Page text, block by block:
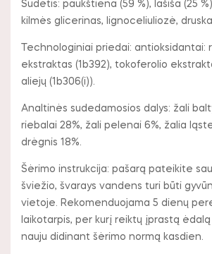
Sudėtis: paukštiena (59 %), lašiša (25
kilmės glicerinas, lignoceliuliozė, druska
Technologiniai priedai: antioksidantai:
ekstraktas (1b392), tokoferolio
aliejų (1b306(i)).
Analtinės sudedamosios dalys: žali
riebalai 28%, žali pelenai 6%, žalia
drėgnis 18%.
Šėrimo instrukcija: pašarą pateikite
šviežio, švarays vandens turi būti
vietoje. Rekomenduojama 5 dienų
laikotarpis, per kurį reiktų įprastą
nauju didinant šėrimo normą kasdien.